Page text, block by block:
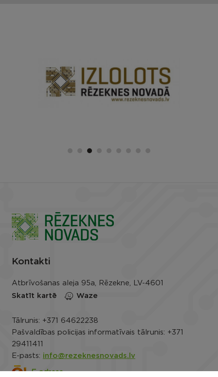
Kontakti
Atbrīvošanas aleja 95a, Rēzekne, LV-4601
Skatīt kartē
Waze
Tālrunis: +371 64622238
Pašvaldības policijas informatīvais tālrunis: +371
29411411
E-pasts: info@rezeknesnovads.lv
E-adrese